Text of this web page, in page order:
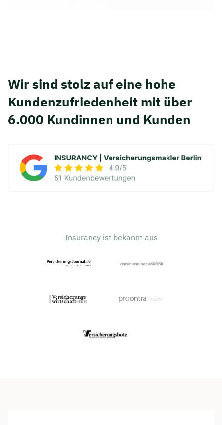
Wir sind stolz auf eine hohe
Kunden­zufriedenheit mit über
6.000 Kundinnen und Kunden
Insurancy ist bekannt aus